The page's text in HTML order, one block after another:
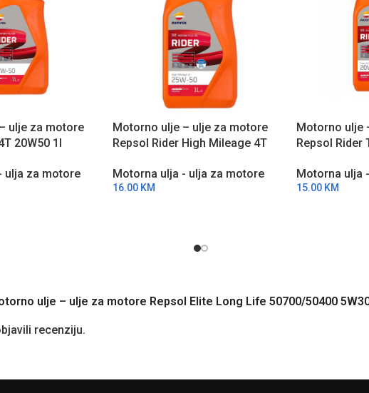
ulje za motore
20W50 1l
ulja za motore
Motorno ulje – ulje za motore
Repsol Rider High Mileage 4T
Motorna ulja - ulja za motore
16.00 KM
Motorno ulje
Repsol Rider
Motorna ulja
15.00 KM
ulje – ulje za motore Repsol Elite Long Life 50700/50400 5W30
recenziju.